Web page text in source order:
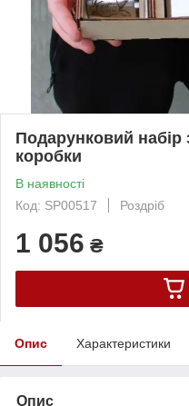
Подарунковий набір
коробки
В наявності
Код: SP00517
Роздріб
1 056 ₴
Опис Характеристики
Опис